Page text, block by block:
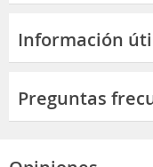
Información
Preguntas